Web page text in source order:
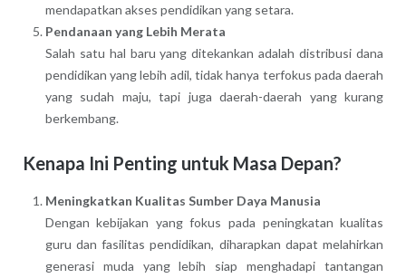
mendapatkan akses pendidikan yang setara.
Pendanaan yang Lebih Merata
Salah satu hal baru yang ditekankan adalah distribusi dana
pendidikan yang lebih adil, tidak hanya terfokus pada daerah
yang sudah maju, tapi juga daerah-daerah yang kurang
berkembang.
Kenapa Ini Penting untuk Masa Depan?
Meningkatkan Kualitas Sumber Daya Manusia
Dengan kebijakan yang fokus pada peningkatan kualitas
guru dan fasilitas pendidikan, diharapkan dapat melahirkan
generasi muda yang lebih siap menghadapi tantangan